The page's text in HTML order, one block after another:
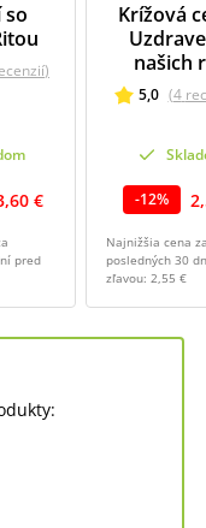
so
)
€
pred
Krížová
našich
5,0 (4
-12%
Najnižšia cena
posledných 30
zľavou: 2,55 €